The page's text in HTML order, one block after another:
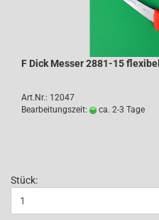
F Dick Messer 2881-15
Art.Nr.: 12047
Bearbeitungszeit:
ca. 2-3 Tage
Stück: